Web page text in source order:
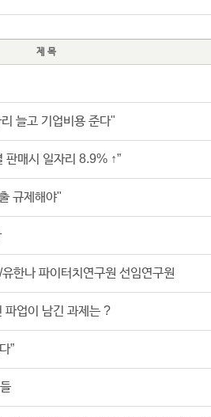
제 목
늘고 기업비용 준다"
판매시 일자리 8.9% ↑”
규제해야"
한나 파이터치연구원 선임연구원
파업이 남긴 과제는 ?
”